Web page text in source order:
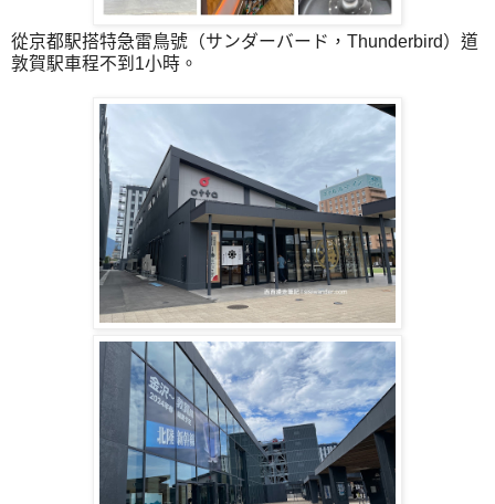
從京都駅搭特急雷鳥號（サンダーバード，Thunderbird）道
敦賀駅車程不到1小時。